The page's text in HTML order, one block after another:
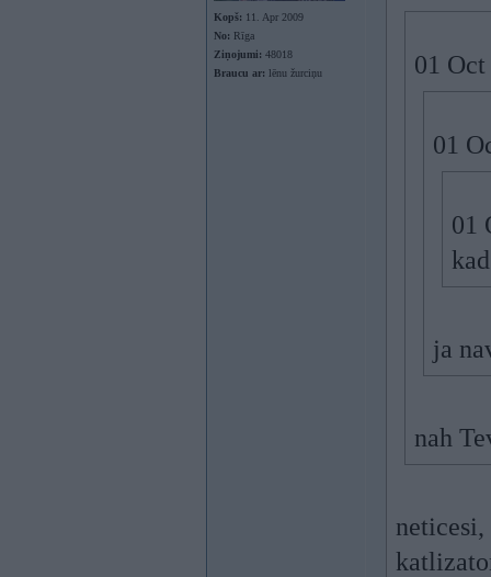
Kopš: 11. Apr 2009
No: Rīga
Ziņojumi: 48018
Braucu ar: lēnu žurciņu 01
01
01
ja
nah